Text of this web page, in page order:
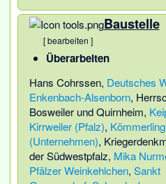
Baustelle
[bearbeiten ]
Überarbeiten
Hans Cohrssen, Deutsches
Enkenbach-Alsenborn,
Bosweiler und Quirnheim,
Kirrweiler (Pfalz), Kömmerling
(Unternehmen),
der Südwestpfalz, Mika
Pfälzer Weinkehlchen, Sankt